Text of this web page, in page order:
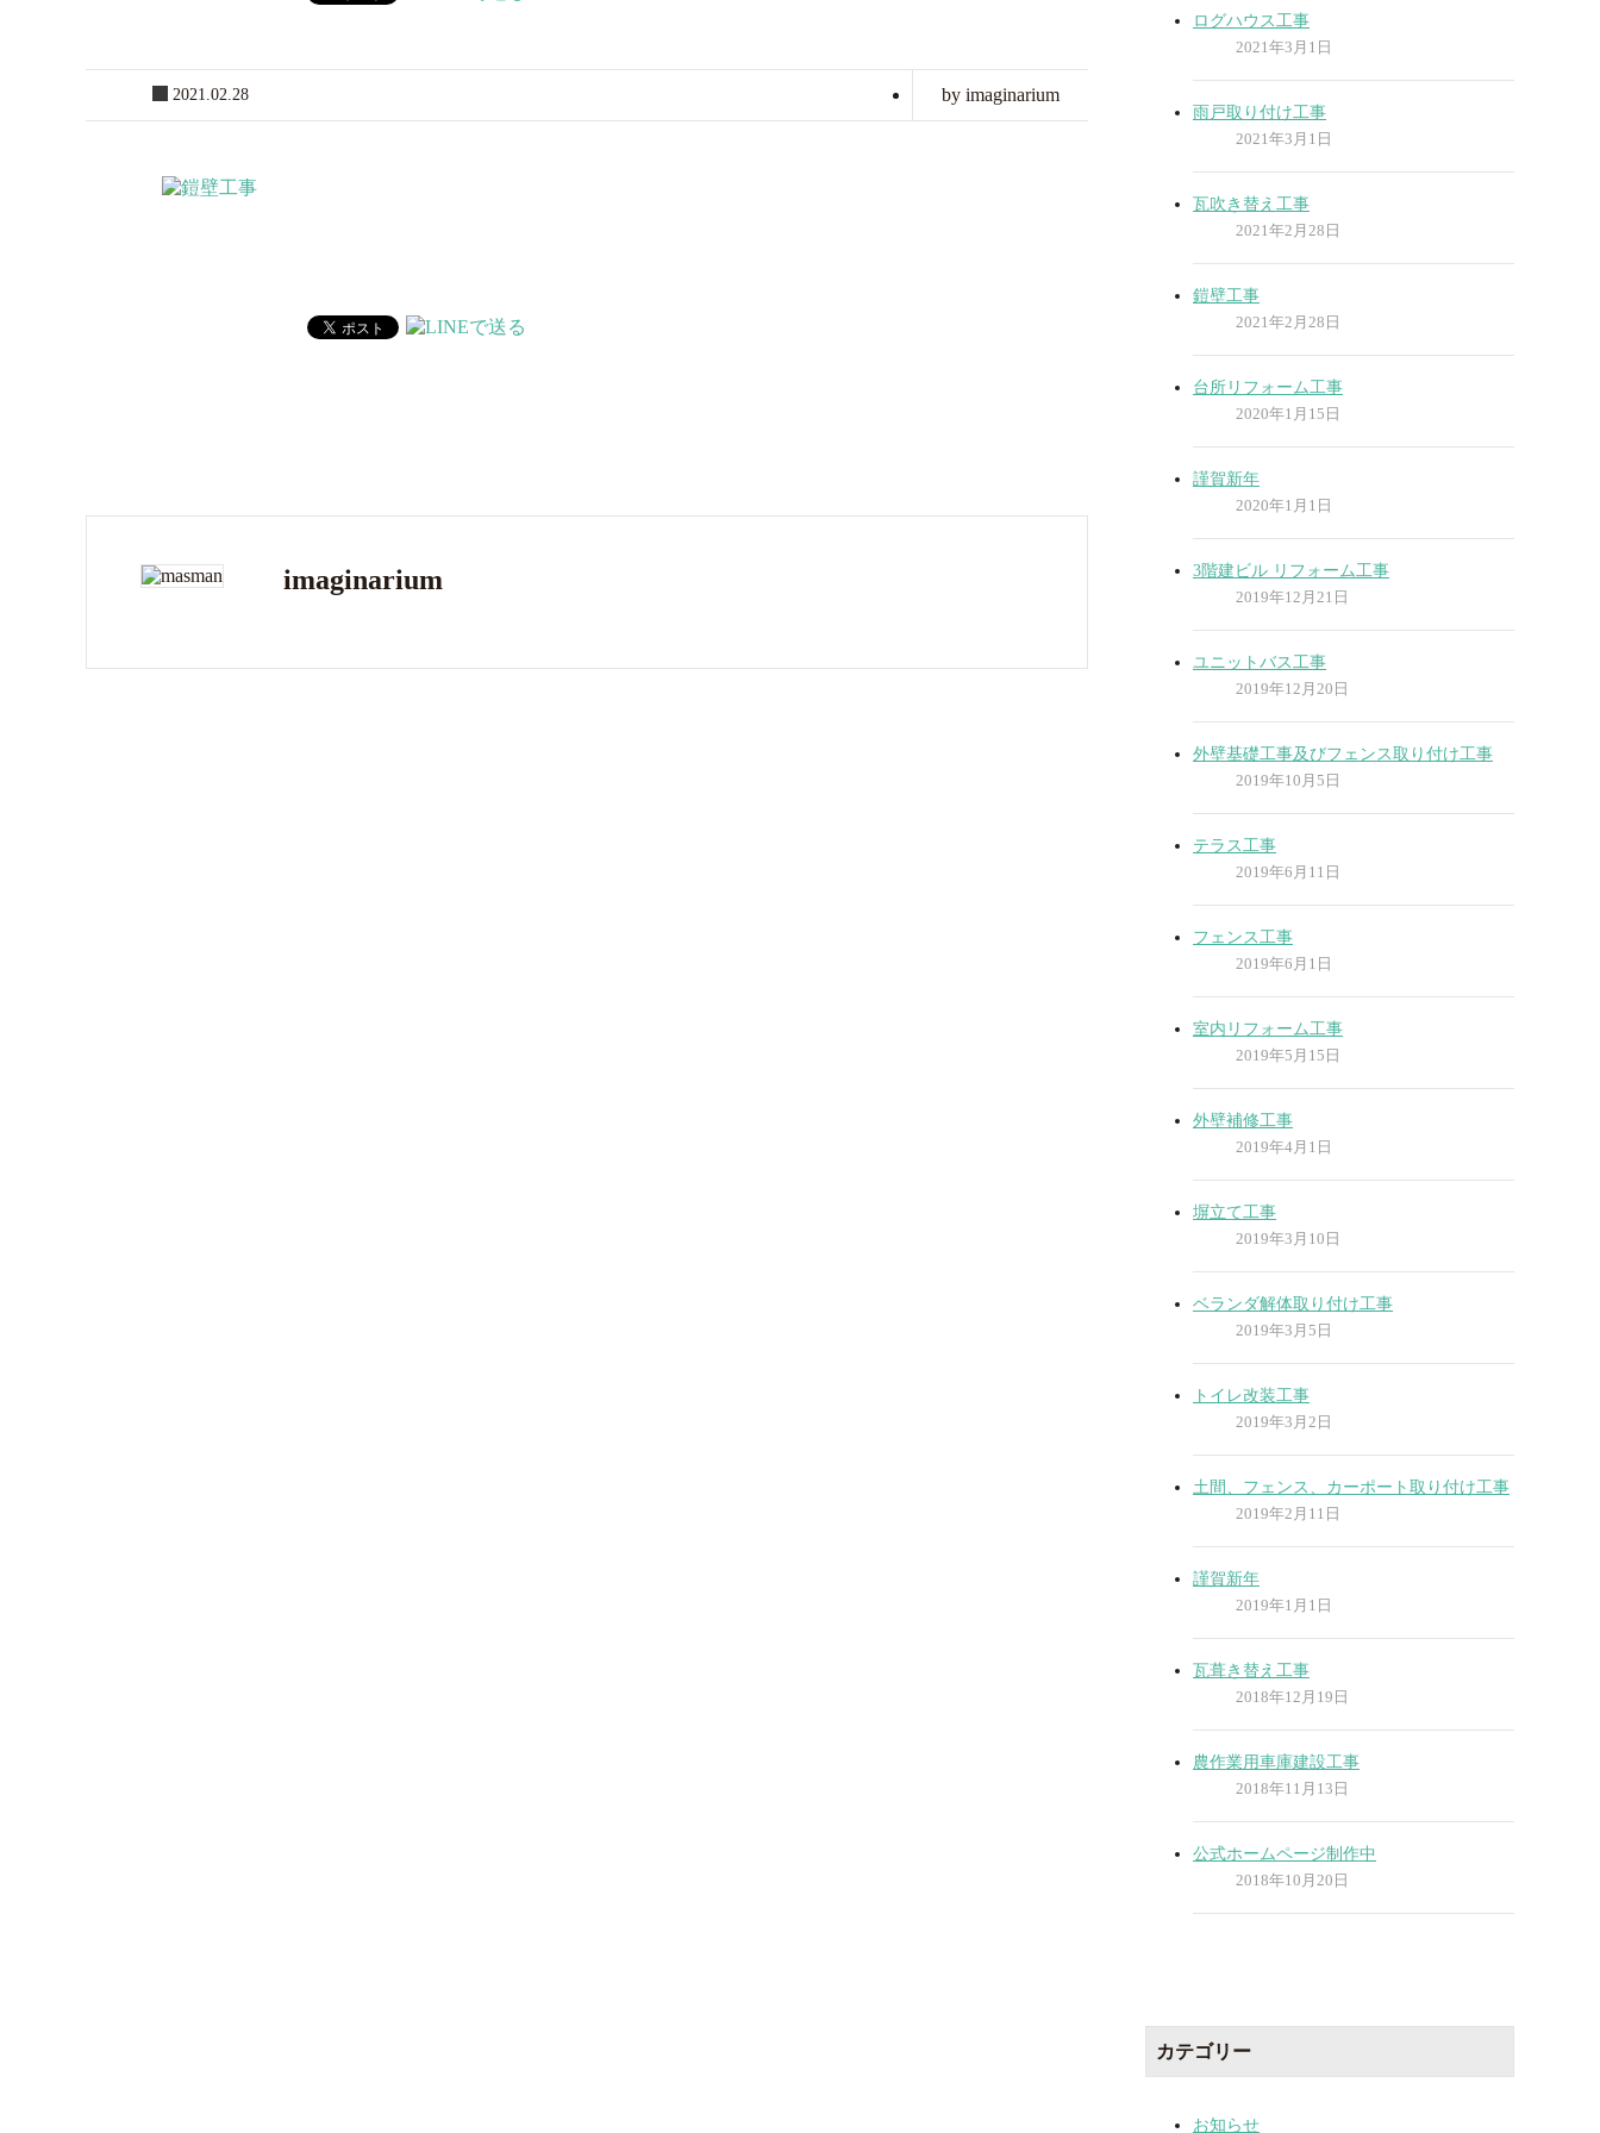
2021.02.28 by imaginarium
imaginarium
ログハウス工事
2021年3月1日
雨戸取り付け工事
2021年3月1日
瓦吹き替え工事
2021年2月28日
鎧壁工事
2021年2月28日
台所リフォーム工事
2020年1月15日
謹賀新年
2020年1月1日
3階建ビル リフォーム工事
2019年12月21日
ユニットバス工事
2019年12月20日
外壁基礎工事及びフェンス取り付け工事
2019年10月5日
テラス工事
2019年6月11日
フェンス工事
2019年6月1日
室内リフォーム工事
2019年5月15日
外壁補修工事
2019年4月1日
塀立て工事
2019年3月10日
ベランダ解体取り付け工事
2019年3月5日
トイレ改装工事
2019年3月2日
土間、フェンス、カーポート取り付け工事
2019年2月11日
謹賀新年
2019年1月1日
瓦葺き替え工事
2018年12月19日
農作業用車庫建設工事
2018年11月13日
公式ホームページ制作中
2018年10月20日
カテゴリー
お知らせ